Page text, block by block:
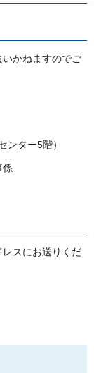
かねますのでご
ンター5階）
係
スにお送りくだ